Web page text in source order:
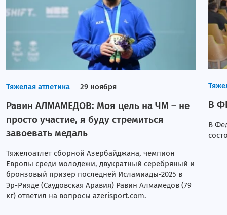
Валерия Коротенко. Часть II
Валерия Коротенко. Часть I
Элен и Лейла. Часть II
Элен и Лейла. Часть III
Турнирная таблица
Календарь и результаты. 11-20 туры.
Азеррейл
Рабита
Игтисадчи
Тяжелая атлетика 29 ноября
Равин АЛМАМЕДОВ: Моя цель на ЧМ – не
просто участие, я буду стремиться
завоевать медаль
Тяжелоатлет сборной Азербайджана, чемпион
Европы среди молодежи, двукратный серебряный и
бронзовый призер последней Исламиады-2025 в
Эр-Рияде (Саудовская Аравия) Равин Алмамедов (79
кг) ответил на вопросы azerisport.com.
В
В